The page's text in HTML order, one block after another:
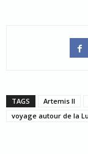
TAGS Artemis II
voyage autour de la